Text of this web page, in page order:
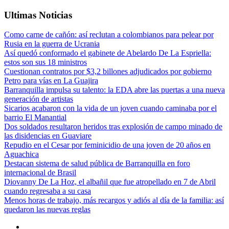
Ultimas Noticias
Como carne de cañón: así reclutan a colombianos para pelear por
Rusia en la guerra de Ucrania
Así quedó conformado el gabinete de Abelardo De La Espriella:
estos son sus 18 ministros
Cuestionan contratos por $3,2 billones adjudicados por gobierno
Petro para vías en La Guajira
Barranquilla impulsa su talento: la EDA abre las puertas a una nueva
generación de artistas
Sicarios acabaron con la vida de un joven cuando caminaba por el
barrio El Manantial
Dos soldados resultaron heridos tras explosión de campo minado de
las disidencias en Guaviare
Repudio en el Cesar por feminicidio de una joven de 20 años en
Aguachica
Destacan sistema de salud pública de Barranquilla en foro
internacional de Brasil
Diovanny De La Hoz, el albañil que fue atropellado en 7 de Abril
cuando regresaba a su casa
Menos horas de trabajo, más recargos y adiós al día de la familia: así
quedaron las nuevas reglas